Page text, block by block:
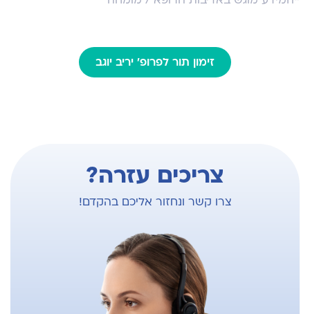
זימון תור לפרופ' יריב יוגב
צריכים עזרה?
צרו קשר ונחזור אליכם בהקדם!